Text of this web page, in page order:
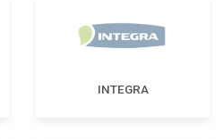
INTEGRA